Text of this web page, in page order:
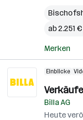
ab 2.251
Merken
Einblicke
Billa AG
Heute